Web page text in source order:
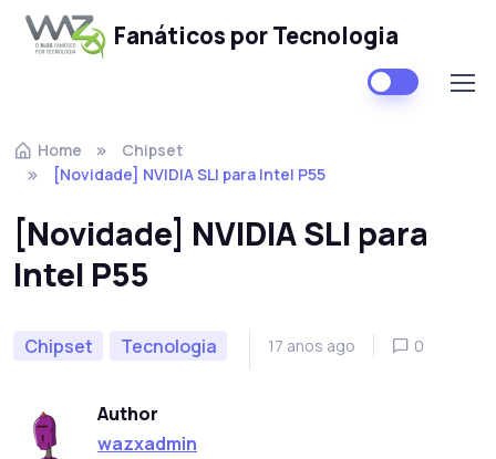
Fanáticos por Tecnologia
Home
Chipset
[Novidade] NVIDIA SLI para Intel P55
[Novidade] NVIDIA SLI para
Intel P55
Chipset Tecnologia 17 anos ago 0
Author
wazxadmin